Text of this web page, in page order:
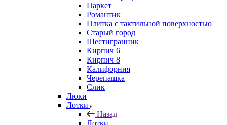
Паркет
Романтик
Плитка с тактильной поверхностью
Старый город
Шестигранник
Кирпич 6
Кирпич 8
Калифорния
Черепашка
Слик
Люки
Лотки
Назад
Лотки